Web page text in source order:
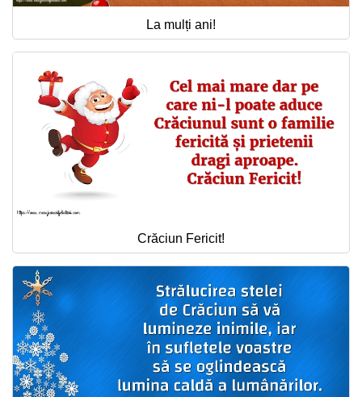
La mulți ani!
Crăciun Fericit!